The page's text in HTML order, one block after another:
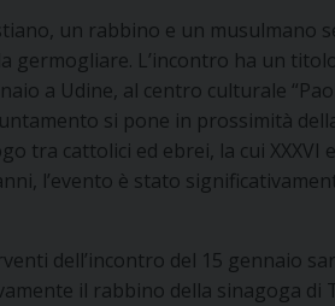
un rabbino e un musulmano
germogliare. L’incontro ha un
a Udine, al centro culturale
si pone in prossimità
tra cattolici ed ebrei, la cui
l’evento è stato
dell’incontro del 15 gennaio
il rabbino della sinagoga di